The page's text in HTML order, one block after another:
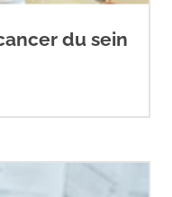
du sein